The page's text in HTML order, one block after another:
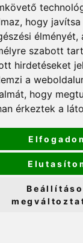
hogy javítsa
élményét,
szabott
hirdetéseket
a
hogy
érkeztek a
váza
Óvodai,
váza
Blossom
WordPress .